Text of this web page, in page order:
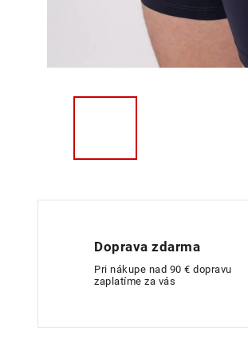
Doprava zdarma
Pri nákupe nad 90 € dopravu
zaplatíme za vás